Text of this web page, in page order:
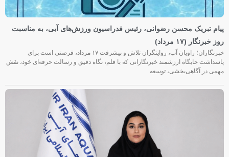
پیام تبریک محسن رضوانی، رئیس فدراسیون ورزش‌های آبی، به مناسبت
روز خبرنگار (۱۷ مرداد)
خبرنگاران؛ راویان آب، روایتگران تلاش و پیشرفت ۱۷ مرداد، فرصتی است برای
پاسداشت جایگاه ارزشمند خبرنگارانی که با قلم، نگاه دقیق و رسالت حرفه‌ای خود، نقش
مهمی در آگاهی‌بخشی، توسعه